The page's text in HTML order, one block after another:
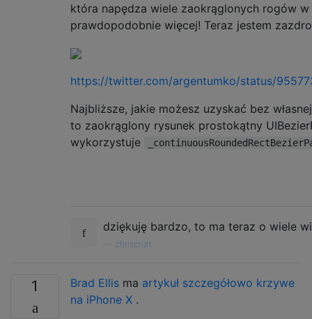
która napędza wiele zaokrąglonych rogów
prawdopodobnie więcej! Teraz jestem
https://twitter.com/argentumko/status/
Najbliższe, jakie możesz uzyskać bez
to zaokrąglony rysunek prostokątny
wykorzystuje
dziękuję bardzo, to ma teraz o wiele
chriscrutt
1 Brad Ellis ma artykuł szczegółowo krzywe
na iPhone X .